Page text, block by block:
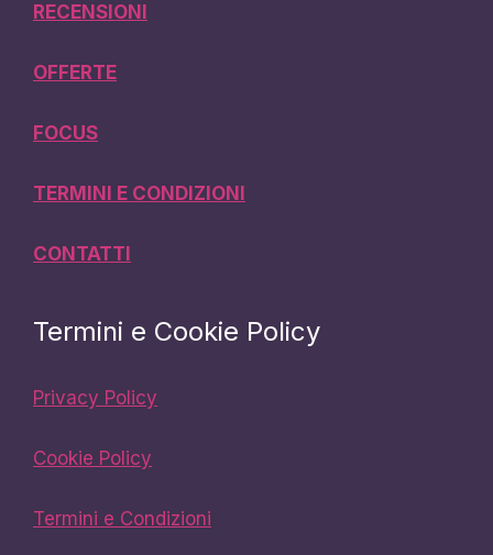
RECENSIONI
OFFERTE
FOCUS
TERMINI E CONDIZIONI
CONTATTI
Termini e Cookie Policy
Privacy Policy
Cookie Policy
Termini e Condizioni